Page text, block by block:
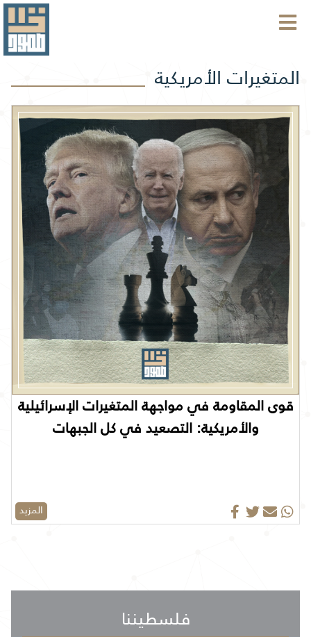
المتغيرات الأمريكية
قوى المقاومة في مواجهة المتغيرات الإسرائيلية
والأمريكية: التصعيد في كل الجبهات
المزيد
فلسطيننا